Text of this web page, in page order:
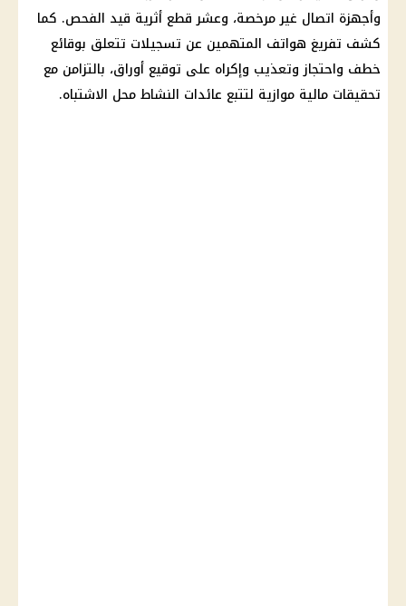
وأجهزة اتصال غير مرخصة، وعشر قطع أثرية قيد الفحص. كما
كشف تفريغ هواتف المتهمين عن تسجيلات تتعلق بوقائع
خطف واحتجاز وتعذيب وإكراه على توقيع أوراق، بالتزامن مع
تحقيقات مالية موازية لتتبع عائدات النشاط محل الاشتباه.